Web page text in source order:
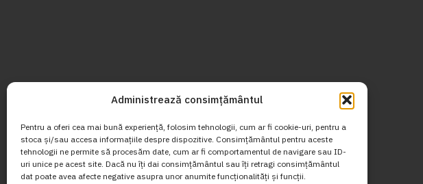
Administrează consimțământul
Pentru a oferi cea mai bună experiență, folosim tehnologii, cum ar fi cookie-uri, pentru a
stoca și/sau accesa informațiile despre dispozitive. Consimțământul pentru aceste
tehnologii ne permite să procesăm date, cum ar fi comportamentul de navigare sau ID-
uri unice pe acest site. Dacă nu îți dai consimțământul sau îți retragi consimțământul
dat poate avea afecte negative asupra unor anumite funcționalități și funcții.